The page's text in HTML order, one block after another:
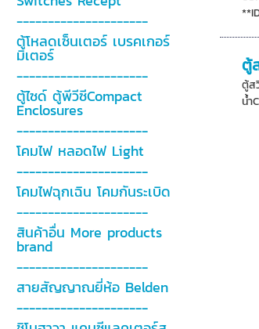
---------------------
ตู้โหลดเซ็นเตอร์ เบรคเกอร์
มิเตอร์
---------------------
ตู้ไซด์ ตู้พีวีซีCompact
Enclosures
---------------------
โคมไฟ หลอดไฟ Light
---------------------
โคมไฟฉุกเฉิน โคมกันระเบิด
---------------------
สินค้าอื่น More products
brand
---------------------
สายสัญญาณยี่ห้อ Belden
---------------------
ตู้
ตู้ส
น้ำ